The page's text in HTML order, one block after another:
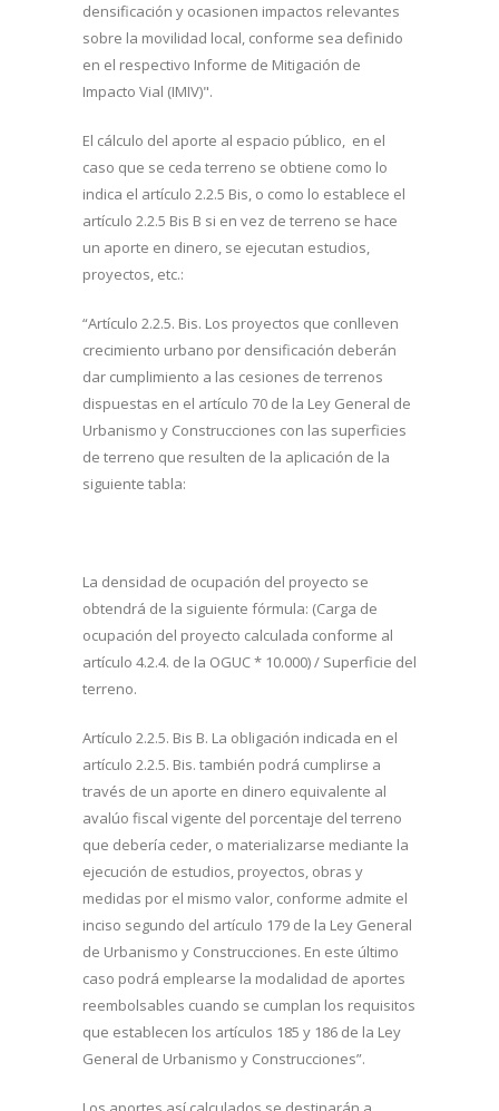
densificación y ocasionen impactos relevantes
sobre la movilidad local, conforme sea definido
en el respectivo Informe de Mitigación de
Impacto Vial (IMIV)".
El cálculo del aporte al espacio público, en el
caso que se ceda terreno se obtiene como lo
indica el artículo 2.2.5 Bis, o como lo establece el
artículo 2.2.5 Bis B si en vez de terreno se hace
un aporte en dinero, se ejecutan estudios,
proyectos, etc.:
“Artículo 2.2.5. Bis. Los proyectos que conlleven
crecimiento urbano por densificación deberán
dar cumplimiento a las cesiones de terrenos
dispuestas en el artículo 70 de la Ley General de
Urbanismo y Construcciones con las superficies
de terreno que resulten de la aplicación de la
siguiente tabla:
La densidad de ocupación del proyecto se
obtendrá de la siguiente fórmula: (Carga de
ocupación del proyecto calculada conforme al
artículo 4.2.4. de la OGUC * 10.000) / Superficie del
terreno.
Artículo 2.2.5. Bis B. La obligación indicada en el
artículo 2.2.5. Bis. también podrá cumplirse a
través de un aporte en dinero equivalente al
avalúo fiscal vigente del porcentaje del terreno
que debería ceder, o materializarse mediante la
ejecución de estudios, proyectos, obras y
medidas por el mismo valor, conforme admite el
inciso segundo del artículo 179 de la Ley General
de Urbanismo y Construcciones. En este último
caso podrá emplearse la modalidad de aportes
reembolsables cuando se cumplan los requisitos
que establecen los artículos 185 y 186 de la Ley
General de Urbanismo y Construcciones”.